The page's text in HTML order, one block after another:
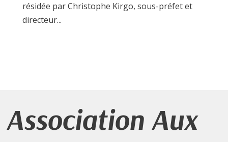
résidée par Christophe Kirgo, sous-préfet et
directeur...
Association Aux